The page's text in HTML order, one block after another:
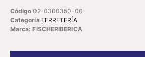
Código 02-0300350-00
Categoría FERRETERÍA
Marca: FISCHERIBERICA